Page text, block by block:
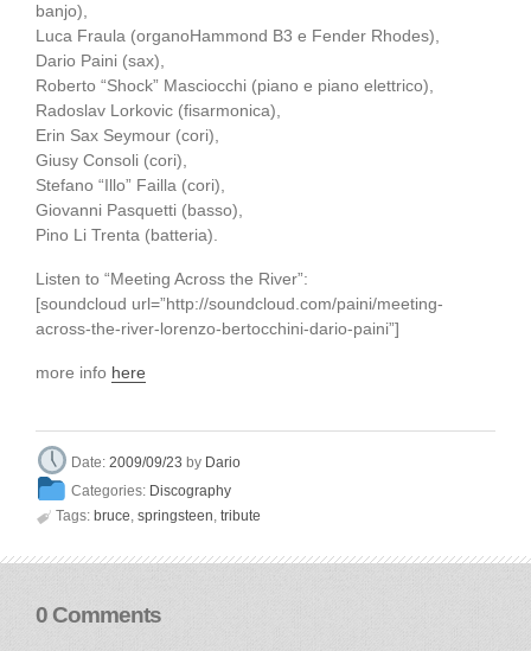
banjo),
Luca Fraula (organoHammond B3 e Fender Rhodes),
Dario Paini (sax),
Roberto “Shock” Masciocchi (piano e piano elettrico),
Radoslav Lorkovic (fisarmonica),
Erin Sax Seymour (cori),
Giusy Consoli (cori),
Stefano “Illo” Failla (cori),
Giovanni Pasquetti (basso),
Pino Li Trenta (batteria).
Listen to “Meeting Across the River”:
[soundcloud url=”http://soundcloud.com/paini/meeting-
across-the-river-lorenzo-bertocchini-dario-paini”]
more info here
Date:2009/09/23 by Dario
Categories: Discography
 Tags: bruce springsteen tribute
0 Comments